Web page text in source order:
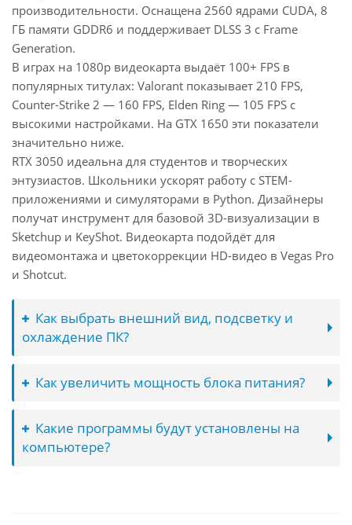
производительности. Оснащена 2560 ядрами CUDA, 8
ГБ памяти GDDR6 и поддерживает DLSS 3 с Frame
Generation.
В играх на 1080p видеокарта выдаёт 100+ FPS в
популярных титулах: Valorant показывает 210 FPS,
Counter-Strike 2 — 160 FPS, Elden Ring — 105 FPS с
высокими настройками. На GTX 1650 эти показатели
значительно ниже.
RTX 3050 идеальна для студентов и творческих
энтузиастов. Школьники ускорят работу с STEM-
приложениями и симуляторами в Python. Дизайнеры
получат инструмент для базовой 3D-визуализации в
Sketchup и KeyShot. Видеокарта подойдёт для
видеомонтажа и цветокоррекции HD-видео в Vegas Pro
и Shotcut.
Как выбрать внешний вид, подсветку и
охлаждение ПК?
Как увеличить мощность блока питания?
Какие программы будут установлены на
компьютере?